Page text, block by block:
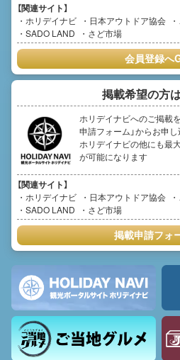
【関連サイト】
ホリデイナビ 日本アウトドア協会
SADO LAND
さど市場
会員登録へ
掲載希望の方
ホリデイナビへのご掲載
申請フォーム」からお申
ホリデイナビの他にも最
が可能になります
【関連サイト】
ホリデイナビ 日本アウトドア協会
SADO LAND
さど市場
掲載申請フォ